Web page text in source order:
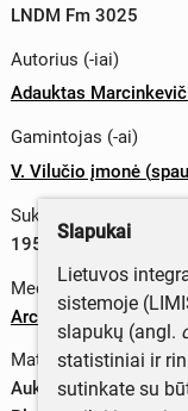
LNDM Fm 3025
Autorius (-iai)
Adauktas
Gamintojas (-ai)
V. Vilučio įmonė (
Sukūrimo data
1957–1959 m.
Medžiagos
Archyvinis popierius
Matmenys
Aukštis – 60,4 cm
Slapukai
Lietuvos
sistemoje
slapukų (angl.
statistiniai ir
sutinkate su